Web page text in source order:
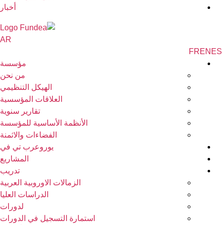
أخبار
AR
EN
FR
مؤسسة
من نحن
الهيكل التنظيمي
العلاقات المؤسسية
تقارير سنوية
الأنظمة الأساسية للمؤسسة
الفضاءات والاثمنة
يوروعرب تي في
المشاريع
تدريب
الزمالات الاوروبية العربية
الدراسات العليا
لدورات
استمارة التسجيل في الدورات